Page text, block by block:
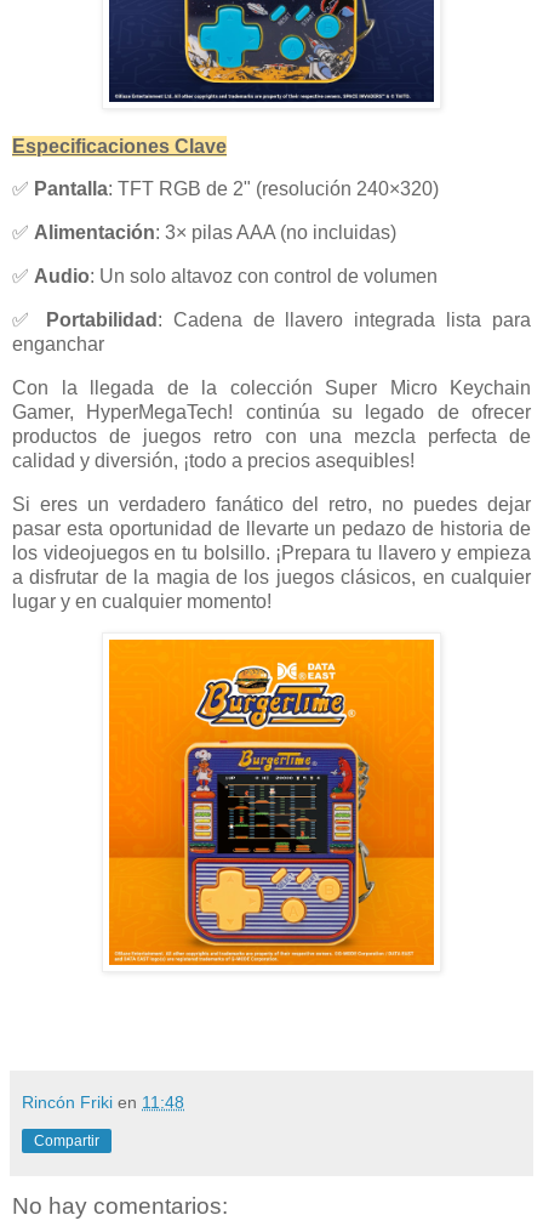
Especificaciones Clave
✅ Pantalla: TFT RGB de 2" (resolución 240×320)
✅ Alimentación: 3× pilas AAA (no incluidas)
✅ Audio: Un solo altavoz con control de volumen
✅ Portabilidad : Cadena de llavero integrada lista para
enganchar
Con la llegada de la colección Super Micro Keychain
Gamer, HyperMegaTech! continúa su legado de ofrecer
productos de juegos retro con una mezcla perfecta de
calidad y diversión, ¡todo a precios asequibles!
Si eres un verdadero fanático del retro, no puedes dejar
pasar esta oportunidad de llevarte un pedazo de historia de
los videojuegos en tu bolsillo. ¡Prepara tu llavero y empieza
a disfrutar de la magia de los juegos clásicos, en cualquier
lugar y en cualquier momento!
Rincón Friki en 11:48
Compartir
No hay comentarios: